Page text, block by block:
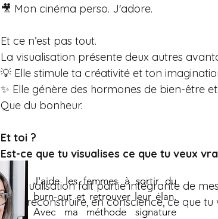
🎥 Mon cinéma perso. J'adore.
Et ce n’est pas tout.
La visualisation présente deux autres
💡 Elle stimule ta créativité et ton
✨ Elle génère des hormones de bien-être
Que du bonheur.
Et toi ?
Est-ce que tu visualises ce que tu veux
La visualisation fait partie intégrante de
Pour reconstruire, en conscience, ce que
J'aide les femmes à sortir du
burn-out et retrouver leur élan.
Avec ma méthode signature